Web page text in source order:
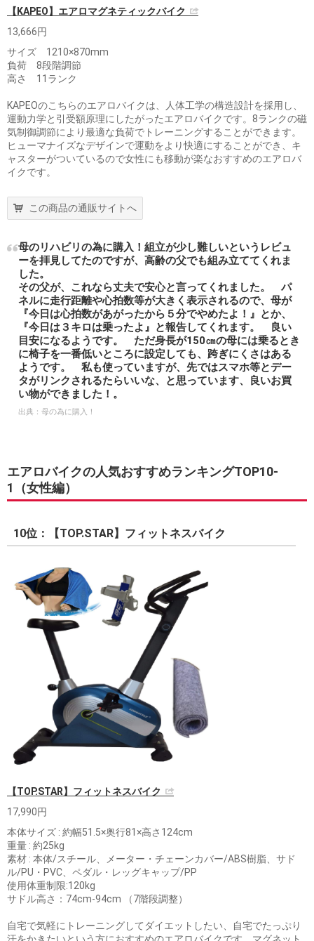
【KAPEO】エアロマグネティックバイク
13,666円
サイズ 1210×870mm
負荷 8段階調節
高さ 11ランク
KAPEOのこちらのエアロバイクは、人体工学の構造設計を採用し、
運動力学と引受額原理にしたがったエアロバイクです。8ランクの磁
気制御調節により最適な負荷でトレーニングすることができます。
ヒューマナイズなデザインで運動をより快適にすることができ、キ
ャスターがついているので女性にも移動が楽なおすすめのエアロバ
イクです。
この商品の通販サイトへ
母のリハビリの為に購入！組立が少し難しいというレビュ
ーを拝見してたのですが、高齢の父でも組み立ててくれま
した。
その父が、これなら丈夫で安心と言ってくれました。 パ
ネルに走行距離や心拍数等が大きく表示されるので、母が
『今日は心拍数があがったから５分でやめたよ！』とか、
『今日は３キロは乗ったよ』と報告してくれます。 良い
目安になるようです。 ただ身長が150㎝の母には乗るとき
に椅子を一番低いところに設定しても、跨ぎにくさはある
ようです。 私も使っていますが、先ではスマホ等とデー
タがリンクされるたらいいな、と思っています、良いお買
い物ができました！。
出典： 母の為に購入！
エアロバイクの人気おすすめランキングTOP10-
1（女性編）
10位：【TOP.STAR】フィットネスバイク
【TOP.STAR】フィットネスバイク
17,990円
本体サイズ : 約幅51.5×奥行81×高さ124cm
重量 : 約25kg
素材 : 本体/スチール、メーター・チェーンカバー/ABS樹脂、サド
ル/PU・PVC、ペダル・レッグキャップ/PP
使用体重制限:120kg
サドル高さ：74cm-94cm （7階段調整）
自宅で気軽にトレーニングしてダイエットしたい、自宅でたっぷり